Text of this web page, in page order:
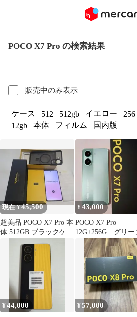
POCO X7 Pro の検索結果
販売中のみ表示
ケース 512 512gb イエロー 256
12gb
本体 フィルム 国内版
現在 ¥45,500
超美品 POCO X7 Pro 本
体 512GB ブラックケー
¥43,000
POCO X7 Pro
12G+256G グリ
グローバル版
¥44,000 ¥57,000